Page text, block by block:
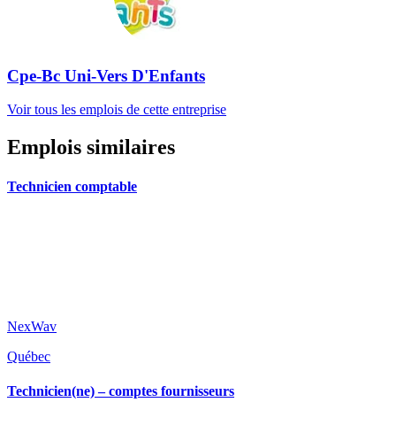
Cpe-Bc Uni-Vers D'Enfants
Voir tous les emplois de cette entreprise
Emplois similaires
Technicien comptable
NexWav
Québec
Technicien(ne) – comptes fournisseurs